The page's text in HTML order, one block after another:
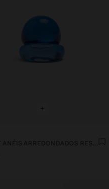
+
SET DE ANÉIS ARREDONDADOS RESINA TRANSPARENTE